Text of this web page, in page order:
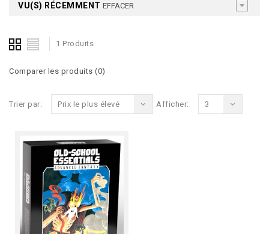
VU(S) RÉCEMMENT EFFACER
1 Produits
Comparer les produits (0)
Trier par: Prix le plus élevé Afficher: 3